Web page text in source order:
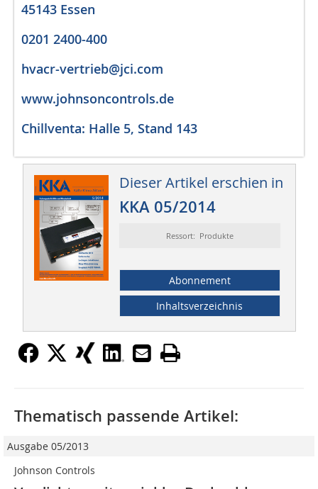
45143 Essen
0201 2400-400
hvacr-vertrieb@jci.com
www.johnsoncontrols.de
Chillventa: Halle 5, Stand 143
Dieser Artikel erschien in
KKA 05/2014
Ressort: Produkte
Abonnement
Inhaltsverzeichnis
Thematisch passende Artikel:
Ausgabe 05/2013
Johnson Controls